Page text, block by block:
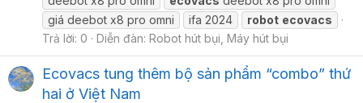
giá deebot x8 pro omni
ifa 2024 robot ecovacs
Trả lời: 0
Diễn đàn: Robot hút bụi, Máy hút bụi
Ecovacs tung thêm bộ sản phẩm “combo” thứ
hai ở Việt Nam